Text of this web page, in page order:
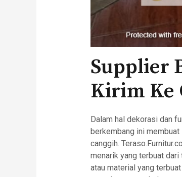
Supplier
Kirim Ke
Dalam hal dekorasi dan
berkembang ini
canggih.
menarik yang terbuat
atau material yang